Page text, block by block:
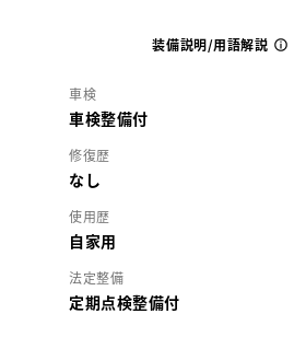
装備説明/用語解説
車検
車検整備付
修復歴
なし
使用歴
自家用
法定整備
定期点検整備付